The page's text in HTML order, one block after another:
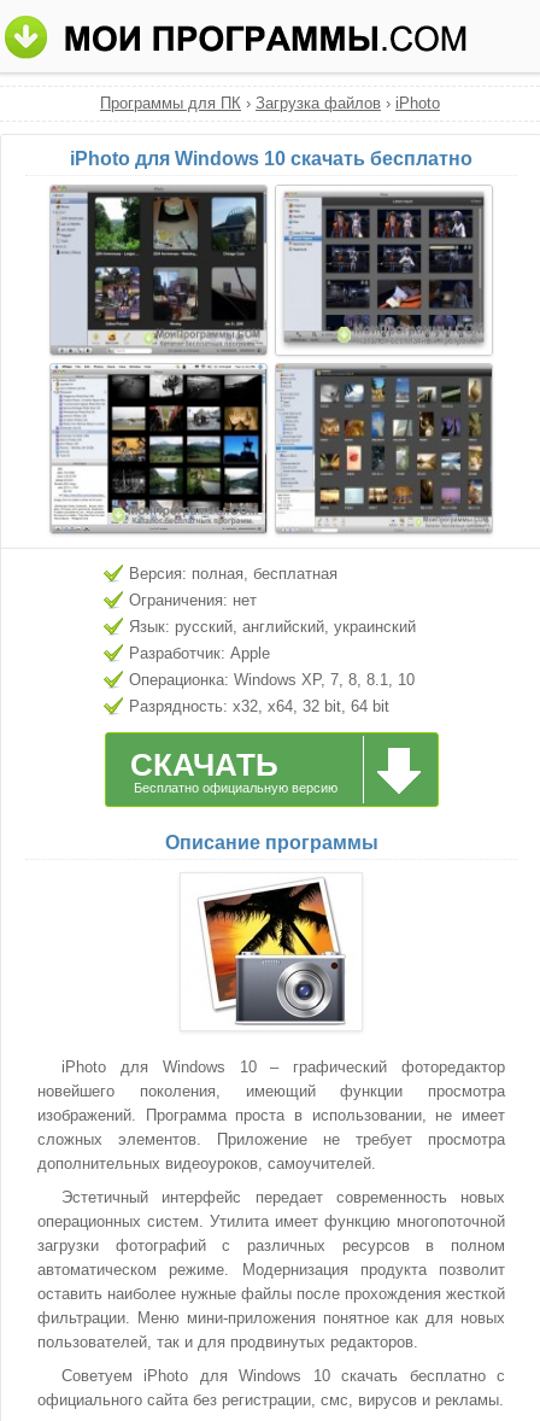
Программы для ПК › Загрузка файлов › iPhoto
iPhoto для Windows 10 скачать бесплатно
Версия: полная, бесплатная
Ограничения: нет
Язык: русский, английский, украинский
Разработчик: Apple
Операционка: Windows XP, 7, 8, 8.1, 10
Разрядность: x32, x64, 32 bit, 64 bit
СКАЧАТЬ
Бесплатно официальную версию
Описание программы
iPhoto для Windows 10 – графический фоторедактор
новейшего поколения, имеющий функции просмотра
изображений. Программа проста в использовании, не имеет
сложных элементов. Приложение не требует просмотра
дополнительных видеоуроков, самоучителей.
Эстетичный интерфейс передает современность новых
операционных систем. Утилита имеет функцию многопоточной
загрузки фотографий с различных ресурсов в полном
автоматическом режиме. Модернизация продукта позволит
оставить наиболее нужные файлы после прохождения жесткой
фильтрации. Меню мини-приложения понятное как для новых
пользователей, так и для продвинутых редакторов.
Советуем iPhoto для Windows 10 скачать бесплатно с
официального сайта без регистрации, смс, вирусов и рекламы.